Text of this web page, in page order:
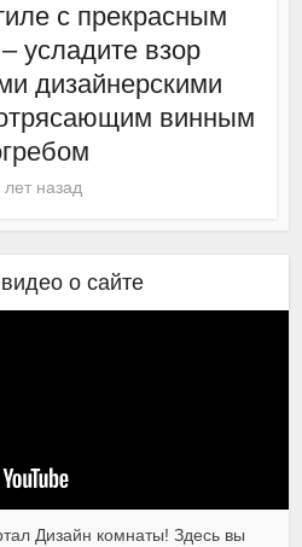
с прекрасным
усладите взор
дизайнерскими
винным
лет назад
о сайте
Дизайн комнаты! Здесь вы